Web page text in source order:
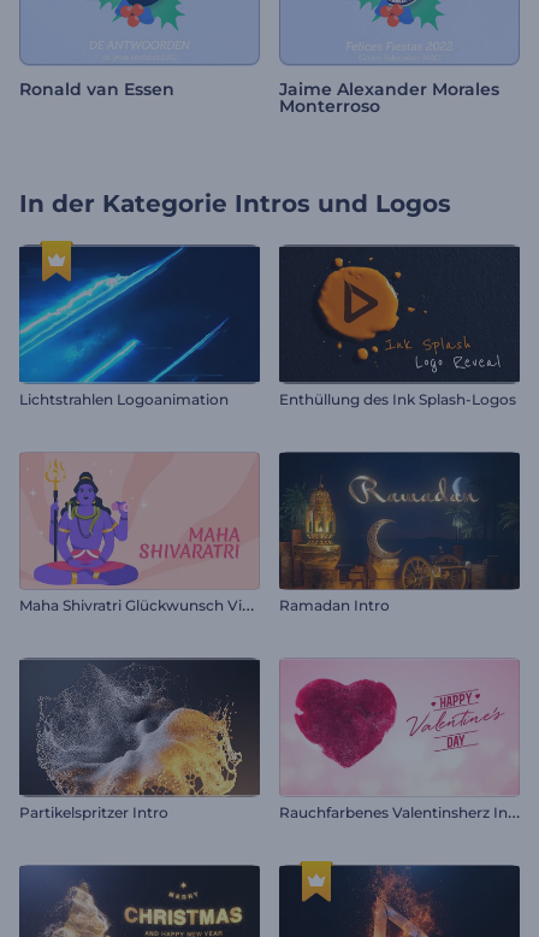
Ronald van Essen Jaime Alexander Morales
Monterroso
In der Kategorie Intros und Logos
Lichtstrahlen Logoanimation Enthüllung des Ink Splash-Logos
M
aha Shivratri Glückwunsch Video Ramadan Intro
Partikelspritzer Intro R
auchfarbenes Valentinsherz Intro